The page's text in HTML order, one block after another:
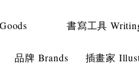
書寫工具
品牌 Brands 插畫家